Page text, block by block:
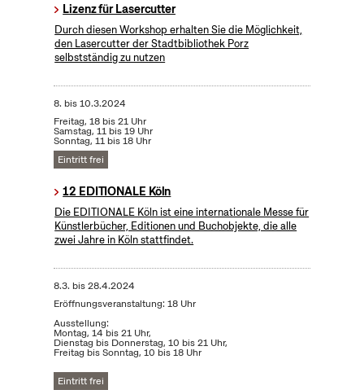
Lizenz für Lasercutter
Durch diesen Workshop erhalten Sie die Möglichkeit,
den Lasercutter der Stadtbibliothek Porz
selbstständig zu nutzen
8. bis10.3.2024
Freitag, 18 bis 21 Uhr
Samstag, 11 bis 19 Uhr
Sonntag, 11 bis 18 Uhr
Eintritt frei
12 EDITIONALE Köln
Die EDITIONALE Köln ist eine internationale Messe für
Künstlerbücher, Editionen und Buchobjekte, die alle
zwei Jahre in Köln stattfindet.
8.3. bis28.4.2024
Eröffnungsveranstaltung: 18 Uhr
Ausstellung:
Montag, 14 bis 21 Uhr,
Dienstag bis Donnerstag, 10 bis 21 Uhr,
Freitag bis Sonntag, 10 bis 18 Uhr
Eintritt frei